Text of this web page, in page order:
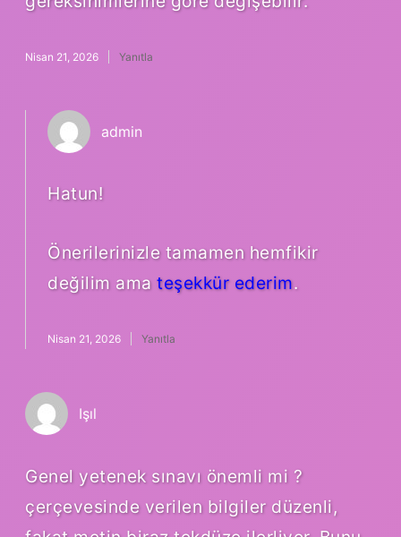
Nisan 21, 2026 Yanıtla
admin
Hatun!
Önerilerinizle tamamen hemfikir
değilim ama teşekkür ederim.
Nisan 21, 2026 Yanıtla
Işıl
Genel yetenek sınavı önemli mi ?
çerçevesinde verilen bilgiler düzenli,